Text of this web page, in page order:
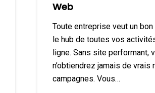
Web
Toute entreprise veut un bon
le hub de toutes vos
ligne. Sans site performant,
n’obtiendrez jamais de
campagnes. Vous…